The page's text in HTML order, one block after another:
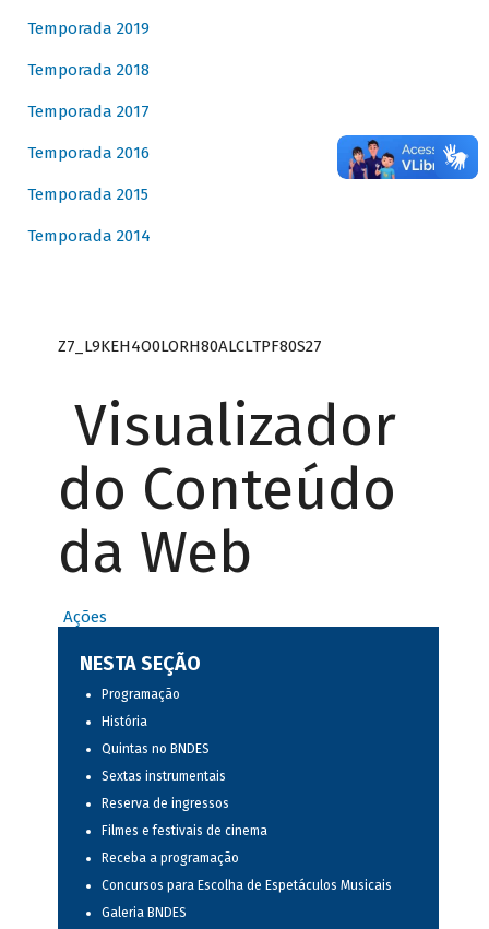
Temporada 2019
Temporada 2018
Temporada 2017
Temporada 2016
Temporada 2015
Temporada 2014
Z7_L9KEH4O0LORH80ALCLTPF80S27
Visualizador
do Conteúdo
da Web
Ações
NESTA SEÇÃO
Programação
História
Quintas no BNDES
Sextas instrumentais
Reserva de ingressos
Filmes e festivais de cinema
Receba a programação
Concursos para Escolha de Espetáculos Musicais
Galeria BNDES